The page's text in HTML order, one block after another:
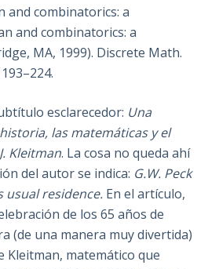
and combinatorics: a
and combinatorics: a
MA, 1999). Discrete Math.
esclarecedor: Una
las matemáticas y el
Kleitman. La cosa no queda ahí
del autor se indica: G.W. Peck
usual residence. En el artículo,
de los 65 años de
(de una manera muy divertida)
Kleitman, matemático que